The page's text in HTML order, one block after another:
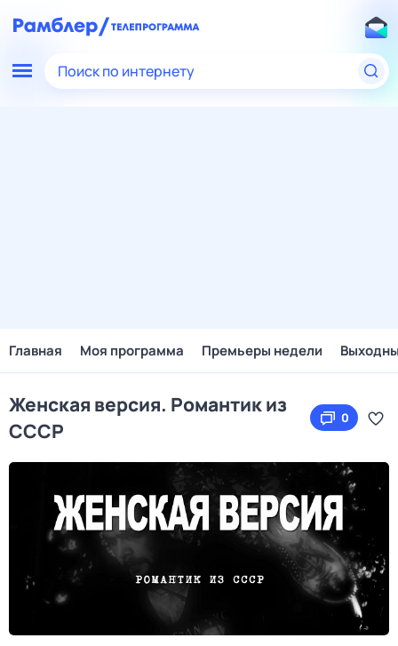
Поиск по интернету
Главная Моя программа Премьеры недели
Женская версия. Романтик из
СССР
0